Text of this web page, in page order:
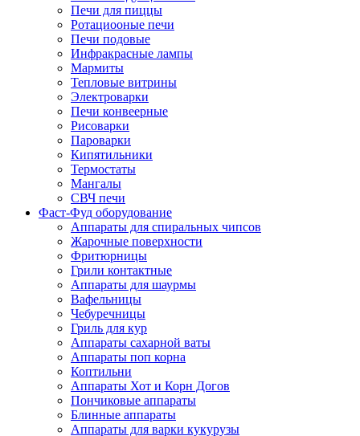
Печи для пиццы
Ротациооные печи
Печи подовые
Инфракрасные лампы
Мармиты
Тепловые витрины
Электроварки
Печи конвеерные
Рисоварки
Пароварки
Кипятильники
Термостаты
Мангалы
СВЧ печи
Фаст-Фуд оборудование
Аппараты для спиральных чипсов
Жарочные поверхности
Фритюрницы
Грили контактные
Аппараты для шаурмы
Вафельницы
Чебуречницы
Гриль для кур
Аппараты сахарной ваты
Аппараты поп корна
Коптильни
Аппараты Хот и Корн Догов
Пончиковые аппараты
Блинные аппараты
Аппараты для варки кукурузы